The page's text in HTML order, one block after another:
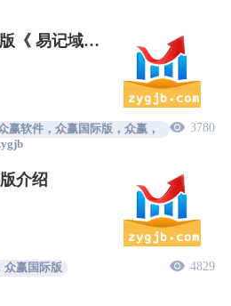
《 易记域
赢软件，众赢国际版，众赢，
3780
介绍
众赢国际版 4829